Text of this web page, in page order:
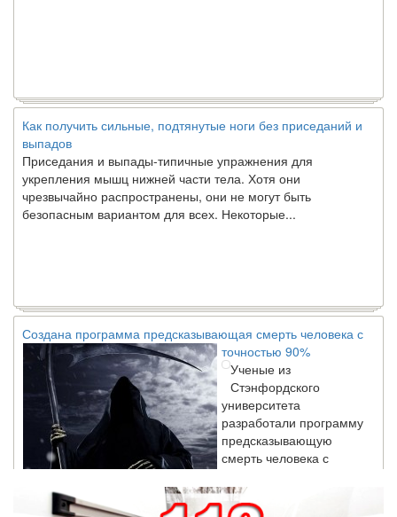
Как получить сильные, подтянутые ноги без приседаний и
выпадов
Приседания и выпады-типичные упражнения для
укрепления мышц нижней части тела. Хотя они
чрезвычайно распространены, они не могут быть
безопасным вариантом для всех. Некоторые...
Создана программа предсказывающая смерть человека с
точностью 90%
Ученые из
Стэнфордского
университета
разработали программу
предсказывающую
смерть человека с
высокой точностью.